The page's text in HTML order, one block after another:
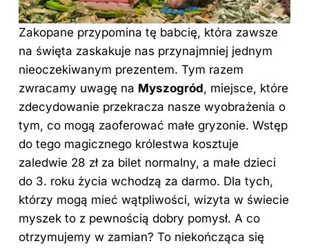
Zakopane przypomina tę babcię, która zawsze
na święta zaskakuje nas przynajmniej jednym
nieoczekiwanym prezentem. Tym razem
zwracamy uwagę na Myszogród, miejsce, które
zdecydowanie przekracza nasze wyobrażenia o
tym, co mogą zaoferować małe gryzonie. Wstęp
do tego magicznego królestwa kosztuje
zaledwie 28 zł za bilet normalny, a małe dzieci
do 3. roku życia wchodzą za darmo. Dla tych,
którzy mogą mieć wątpliwości, wizyta w świecie
myszek to z pewnością dobry pomysł. A co
otrzymujemy w zamian? To niekończąca się